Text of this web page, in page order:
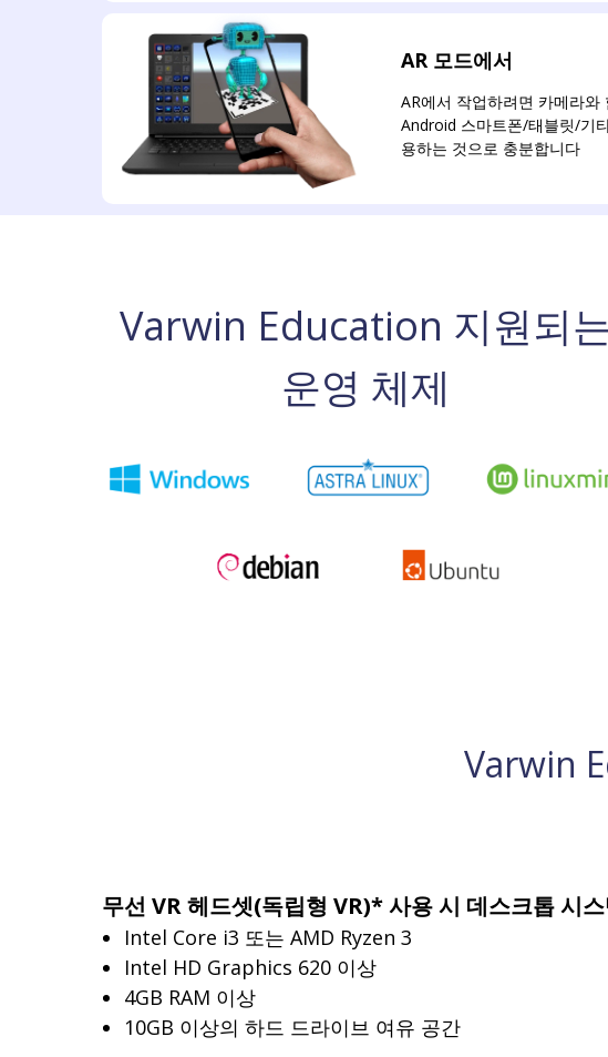
AR 모드에서
AR에서 작업하려면 카메라와
Android 스마트폰/태블릿/기
용하는 것으로 충분합니다
Varwin Education 지원되
운영 체제
Varwin
무선 VR 헤드셋(독립형 VR)* 사용 시 데스크톱 시
Intel Core i3 또는 AMD Ryzen 3
Intel HD Graphics 620 이상
4GB RAM 이상
10GB 이상의 하드 드라이브 여유 공간